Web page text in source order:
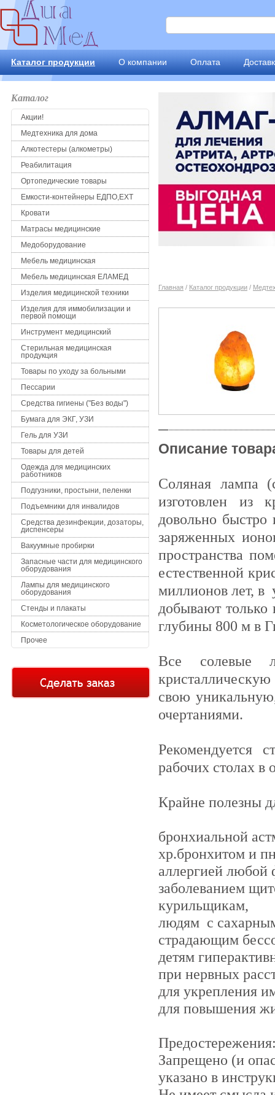
Каталог продукции О компании Оплата
Каталог
Акции!
Медтехника для дома
Алкотестеры (алкометры)
Реабилитация
Ортопедические товары
Емкости-контейнеры ЕДПО,ЕХТ
Кровати
Матрасы медицинские
Медоборудование
Мебель медицинская
Мебель медицинская ЕЛАМЕД
Изделия медицинской техники
Изделия для иммобилизации и
первой помощи
Инструмент медицинский
Стерильная медицинская
продукция
Товары по уходу за больными
Пессарии
Средства гигиены ("Без воды")
Бумага для ЭКГ, УЗИ
Гель для УЗИ
Товары для детей
Одежда для медицинских
работников
Подгузники, простыни, пеленки
Подъемники для инвалидов
Средства дезинфекции, дозаторы,
диспенсеры
Вакуумные пробирки
Запасные части для медицинского
оборудования
Лампы для медицинского
оборудования
Стенды и плакаты
Косметологическое оборудование
Прочее
Главная / Каталог продукции /
Описание
Соляная лампа
изготовлен из
довольно быстро
заряженных
пространства
естественной
миллионов лет, в
добывают
глубины 800 м в
Все солевые
свою
очертаниями.
Рекомендуется
рабочих столах
Крайне полезны
бронхиальной
хр.бронхитом и
аллергией
заболеванием
курильщикам,
людям с
страдающим
детям
при нервных
для укрепления
для повышения
Запрещено (и
указано в